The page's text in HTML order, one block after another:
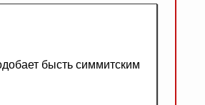
бысть симмитским